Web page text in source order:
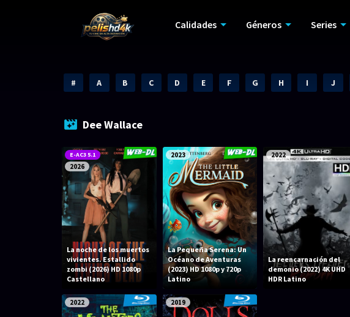
Calidades Géneros Series
# A B C D E F G H I J
Dee Wallace
E-AC3 5.1
2026
La noche de los muertos
vivientes. Estallido
zombi (2026) HD 1080p
Castellano
2023
La Pequeña Serena: Un
Océano de Aventuras
(2023) HD 1080p y 720p
Latino
2022
La reencarnación del
demonio (2022) 4K UHD
HDR Latino
2022 2019